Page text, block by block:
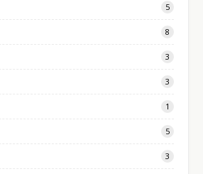
5
8
3
3
1
5
3